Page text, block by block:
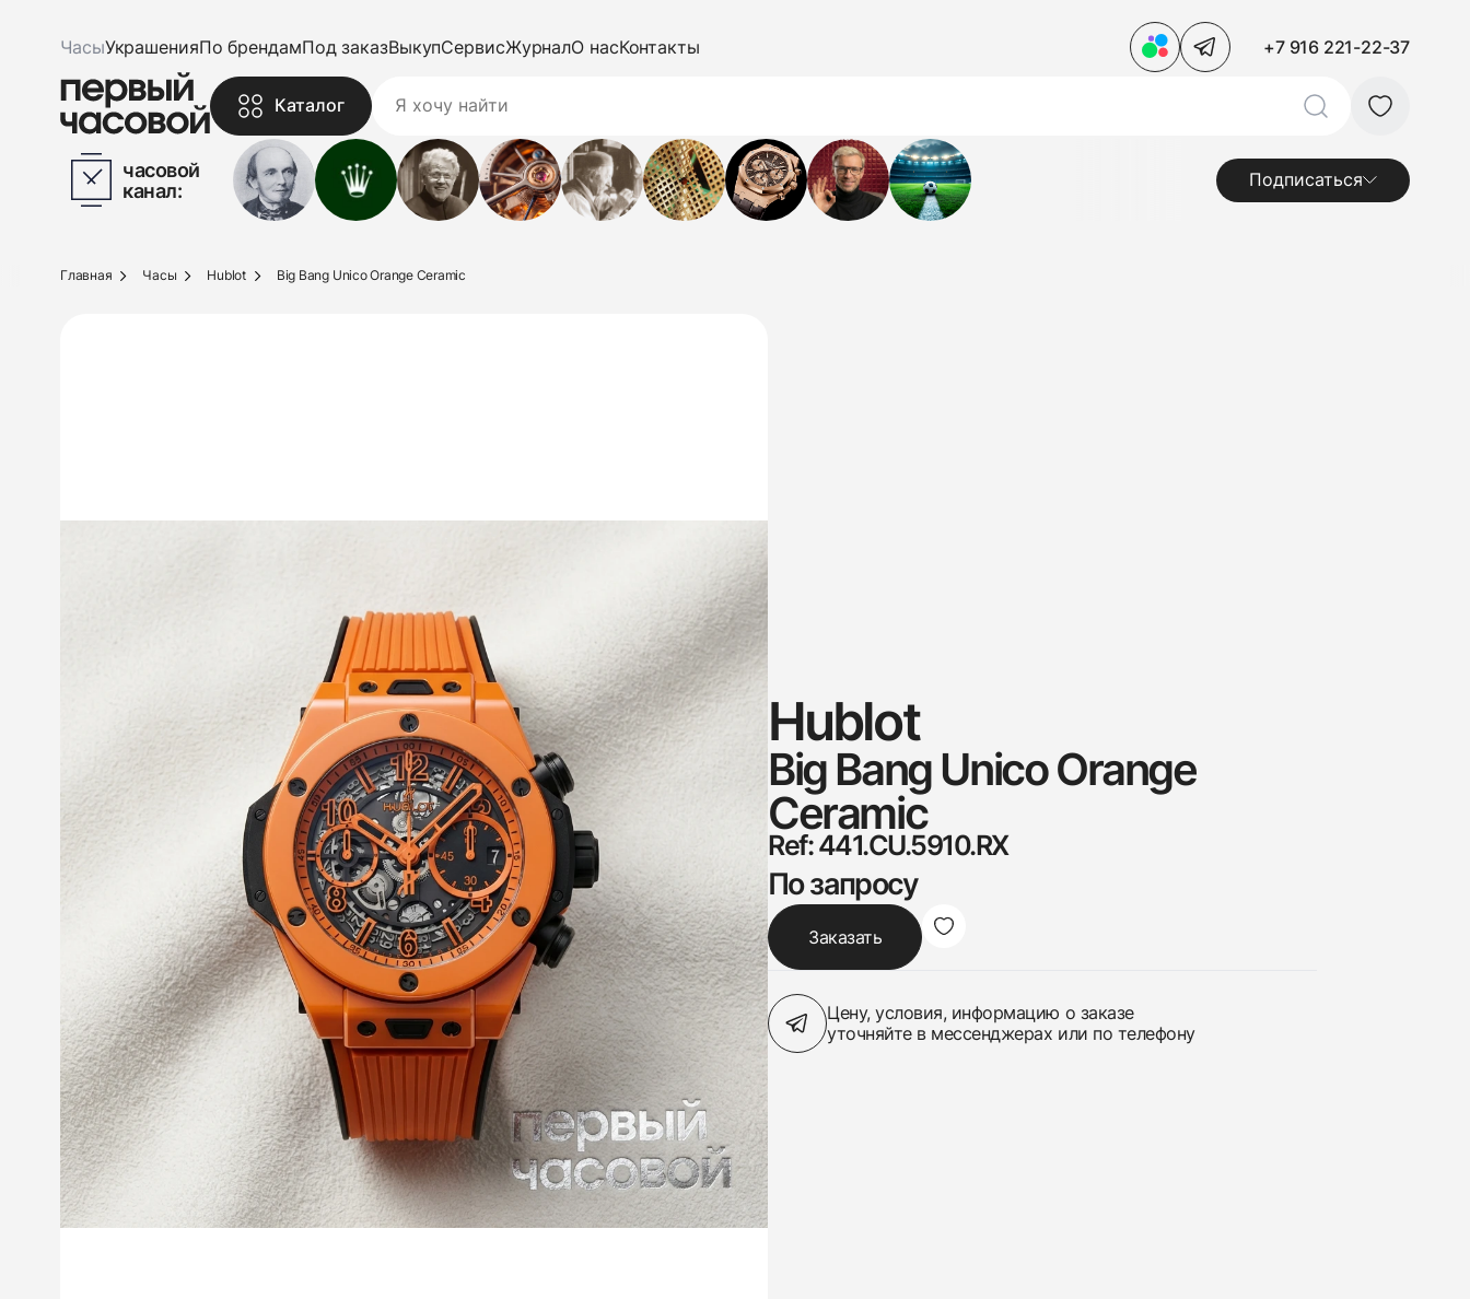
ЧасыУкрашенияПо брендамПод заказВыкупСервисЖурналО насКонтакты +7 916 221-22-37
Каталог
часовой
канал:
Подписаться
Главная Часы Hublot Big Bang Unico Orange Ceramic
Hublot
Big Bang Unico Orange
Ceramic
Ref: 441.CU.5910.RX
По запросу
Заказать
Цену, условия, информацию о заказе
уточняйте в мессенджерах или по телефону